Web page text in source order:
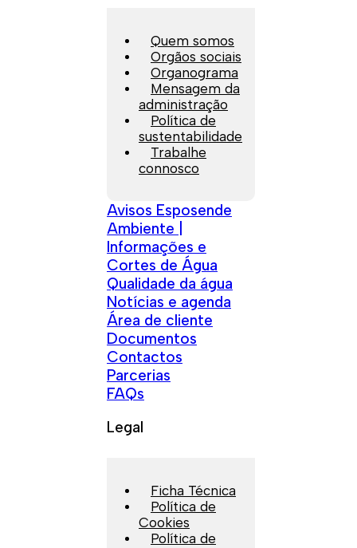
Quem somos
Orgãos sociais
Organograma
Mensagem da
administração
Política de
sustentabilidade
Trabalhe
connosco
Avisos Esposende
Ambiente |
Informações e
Cortes de Água
Qualidade da água
Notícias e agenda
Área de cliente
Documentos
Contactos
Parcerias
FAQs
Legal
Ficha Técnica
Política de
Cookies
Política de